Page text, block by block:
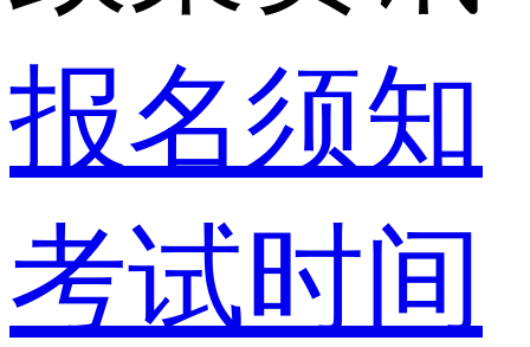
报名须知
考试时间